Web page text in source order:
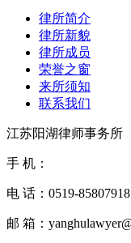
律所简介
律所新貌
律所成员
荣誉之窗
来所须知
联系我们
江苏阳湖律师事务所
手 机：
电 话： 0519-85807918
邮 箱：